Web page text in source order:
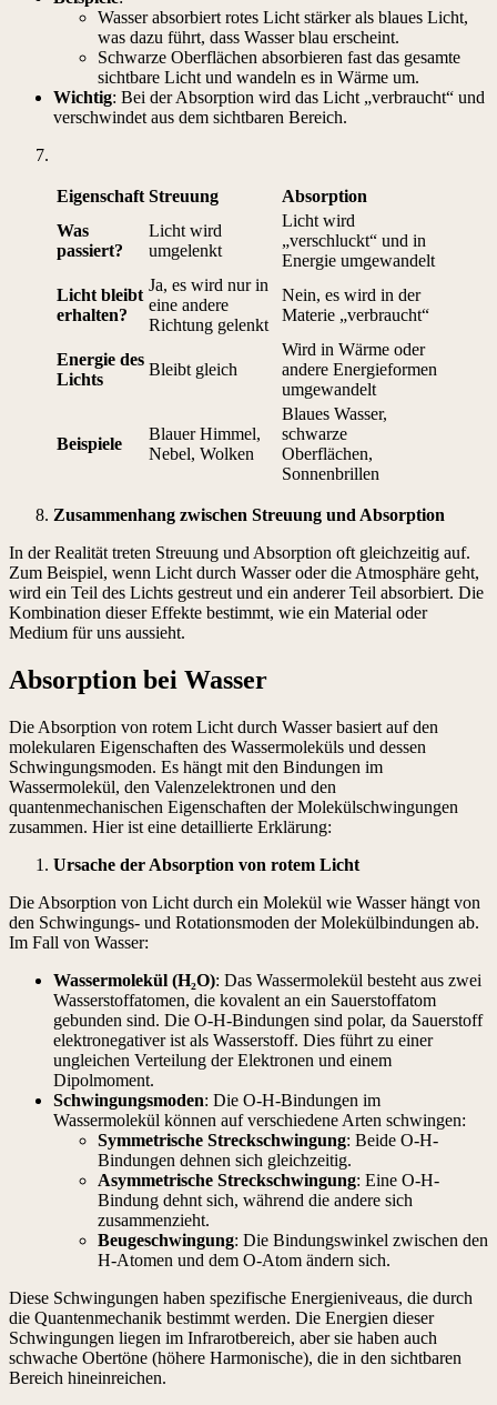
Wasser absorbiert rotes Licht stärker als blaues Licht,
was dazu führt, dass Wasser blau erscheint.
Schwarze Oberflächen absorbieren fast das gesamte
sichtbare Licht und wandeln es in Wärme um.
Wichtig: Bei der Absorption wird das Licht „verbraucht“ und
verschwindet aus dem sichtbaren Bereich.
Eigenschaft Streuung
Absorption
Was
passiert?
Licht wird
umgelenkt
Licht wird
„verschluckt“ und in
Energie umgewandelt
Licht bleibt
erhalten?
Ja, es wird nur in
eine andere
Richtung gelenkt
Nein, es wird in der
Materie „verbraucht“
Energie des
Lichts
Bleibt gleich
Wird in Wärme oder
andere Energieformen
umgewandelt
Beispiele
Blauer Himmel,
Nebel, Wolken
Blaues Wasser,
schwarze
Oberflächen,
Sonnenbrillen
Zusammenhang zwischen Streuung und Absorption
In der Realität treten Streuung und Absorption oft gleichzeitig auf.
Zum Beispiel, wenn Licht durch Wasser oder die Atmosphäre geht,
wird ein Teil des Lichts gestreut und ein anderer Teil absorbiert. Die
Kombination dieser Effekte bestimmt, wie ein Material oder
Medium für uns aussieht.
Absorption bei Wasser
Die Absorption von rotem Licht durch Wasser basiert auf den
molekularen Eigenschaften des Wassermoleküls und dessen
Schwingungsmoden. Es hängt mit den Bindungen im
Wassermolekül, den Valenzelektronen und den
quantenmechanischen Eigenschaften der Molekülschwingungen
zusammen. Hier ist eine detaillierte Erklärung:
Ursache der Absorption von rotem Licht
Die Absorption von Licht durch ein Molekül wie Wasser hängt von
den Schwingungs- und Rotationsmoden der Molekülbindungen ab.
Im Fall von Wasser:
Wassermolekül (H₂O): Das Wassermolekül besteht aus zwei
Wasserstoffatomen, die kovalent an ein Sauerstoffatom
gebunden sind. Die O-H-Bindungen sind polar, da Sauerstoff
elektronegativer ist als Wasserstoff. Dies führt zu einer
ungleichen Verteilung der Elektronen und einem
Dipolmoment.
Schwingungsmoden: Die O-H-Bindungen im
Wassermolekül können auf verschiedene Arten schwingen:
Symmetrische Streckschwingung: Beide O-H-
Bindungen dehnen sich gleichzeitig.
Asymmetrische Streckschwingung: Eine O-H-
Bindung dehnt sich, während die andere sich
zusammenzieht.
Beugeschwingung: Die Bindungswinkel zwischen den
H-Atomen und dem O-Atom ändern sich.
Diese Schwingungen haben spezifische Energieniveaus, die durch
die Quantenmechanik bestimmt werden. Die Energien dieser
Schwingungen liegen im Infrarotbereich, aber sie haben auch
schwache Obertöne (höhere Harmonische), die in den sichtbaren
Bereich hineinreichen.